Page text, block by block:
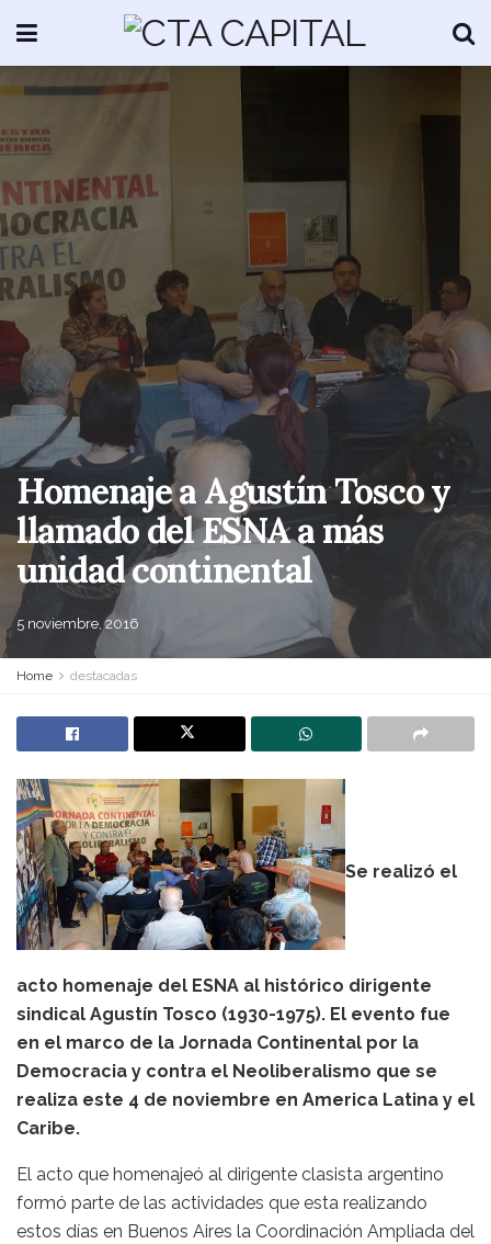
Homenaje a Agustín Tosco y
llamado del ESNA a más
unidad continental
5 noviembre, 2016
Home destacadas
Se realizó el
acto homenaje del ESNA al histórico dirigente
sindical Agustín Tosco (1930-1975). El evento fue
en el marco de la Jornada Continental por la
Democracia y contra el Neoliberalismo que se
realiza este 4 de noviembre en America Latina y el
Caribe.
El acto que homenajeó al dirigente clasista argentino
formó parte de las actividades que esta realizando
estos días en Buenos Aires la Coordinación Ampliada del